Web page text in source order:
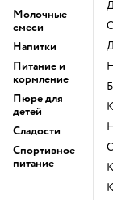
Молочные
смеси
Напитки
Питание и
кормление
Пюре для
детей
Сладости
Спортивное
питание